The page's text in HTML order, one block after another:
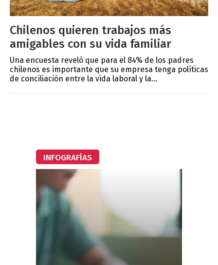
Chilenos quieren trabajos más
amigables con su vida familiar
Una encuesta reveló que para el 84% de los padres
chilenos es importante que su empresa tenga políticas
de conciliación entre la vida laboral y la...
INFOGRAFÍAS